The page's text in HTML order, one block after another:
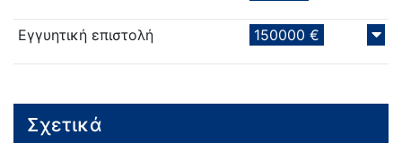
Εγγυητική επιστολή 150000 €
Σχετικά